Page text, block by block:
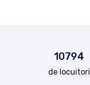
10794
de locuitori